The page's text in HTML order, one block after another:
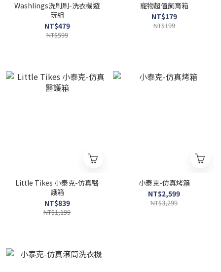
Washlings洗刷刷-洗衣機遊
玩組
NT$479
NT$599
寵物超值飼育箱
NT$179
NT$199
Little Tikes 小泰克-仿真醫
護箱
NT$839
NT$1,199
小泰克-仿真烤箱
NT$2,599
NT$3,299